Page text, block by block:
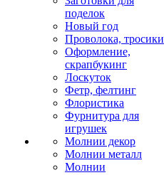
поделок
Новый год
Проволока, тросики
Оформление,
скрапбукинг
Лоскуток
Фетр, фелтинг
Флористика
Фурнитура для
игрушек
Молнии декор
Молнии металл
Молнии